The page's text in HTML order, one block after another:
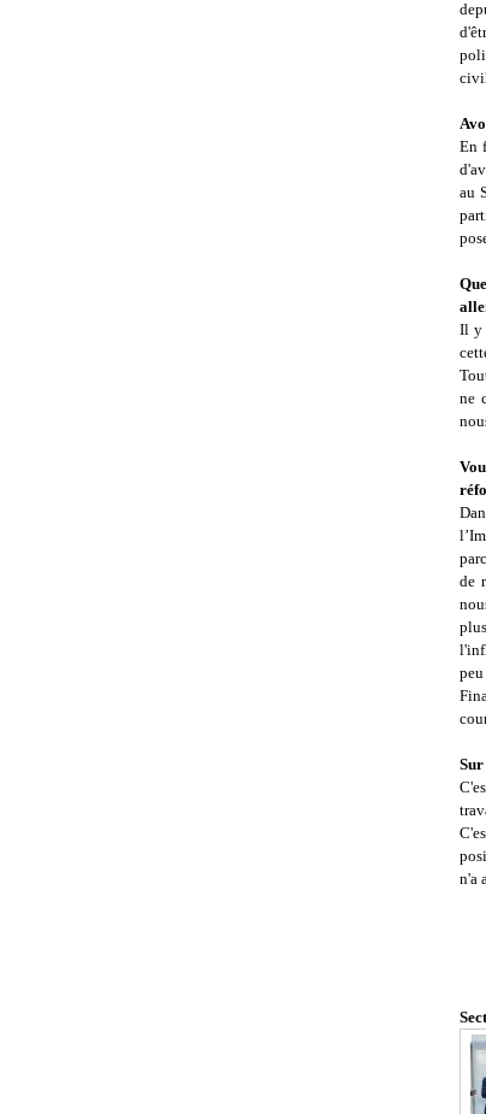
En
au
Il y
ne
de
Sur
n'a